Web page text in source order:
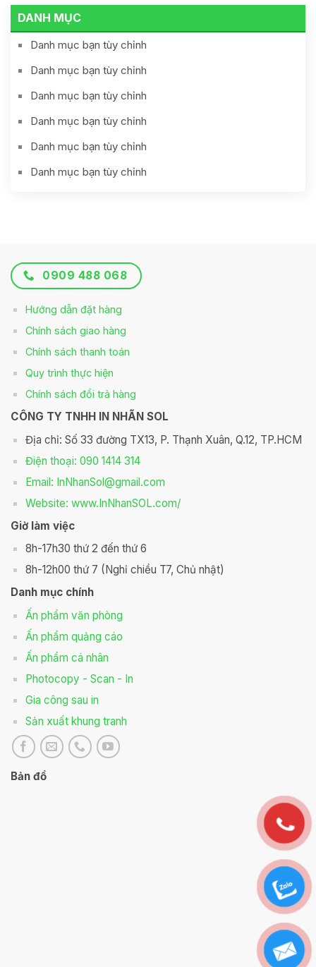
DANH MỤC
Danh mục bạn tùy chỉnh
Danh mục bạn tùy chỉnh
Danh mục bạn tùy chỉnh
Danh mục bạn tùy chỉnh
Danh mục bạn tùy chỉnh
Danh mục bạn tùy chỉnh
0909 488 068
Hướng dẫn đặt hàng
Chính sách giao hàng
Chính sách thanh toán
Quy trình thực hiện
Chính sách đổi trả hàng
CÔNG TY TNHH IN NHÃN SOL
Địa chỉ: Số 33 đường TX13, P. Thạnh Xuân, Q.12, TP.HCM
Điện thoại: 090 1414 314
Email: InNhanSol@gmail.com
Website: www.InNhanSOL.com/
Giờ làm việc
8h-17h30 thứ 2 đến thứ 6
8h-12h00 thứ 7 (Nghỉ chiều T7, Chủ nhật)
Danh mục chính
Ấn phẩm văn phòng
Ấn phẩm quảng cáo
Ấn phẩm cá nhân
Photocopy - Scan - In
Gia công sau in
Sản xuất khung tranh
Bản đồ